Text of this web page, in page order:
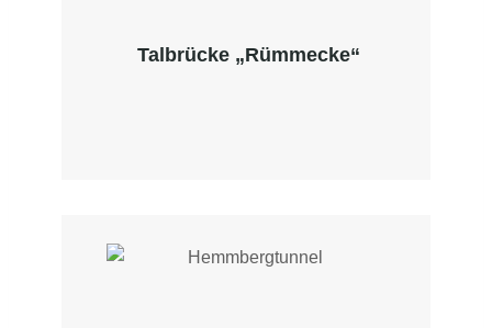
Talbrücke „Rümmecke“